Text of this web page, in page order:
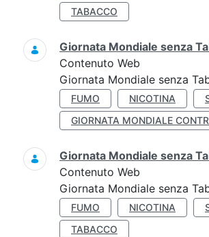
TABACCO
Giornata Mondiale senza
Contenuto Web
Giornata Mondiale senza
FUMO NICOTINA
GIORNATA MONDIALE
Giornata Mondiale senza
Contenuto Web
Giornata Mondiale senza
FUMO NICOTINA
TABACCO